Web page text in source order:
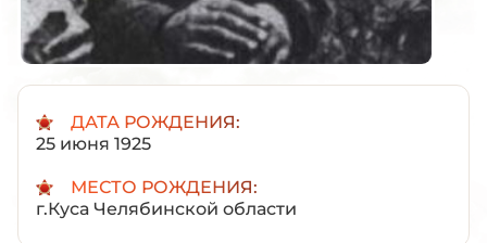
ДАТА РОЖДЕНИЯ:
25 июня 1925
МЕСТО РОЖДЕНИЯ:
г.Куса Челябинской области